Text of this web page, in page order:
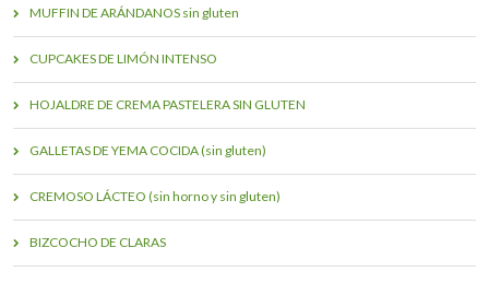
MUFFIN DE ARÁNDANOS sin gluten
CUPCAKES DE LIMÓN INTENSO
HOJALDRE DE CREMA PASTELERA SIN GLUTEN
GALLETAS DE YEMA COCIDA (sin gluten)
CREMOSO LÁCTEO (sin horno y sin gluten)
BIZCOCHO DE CLARAS